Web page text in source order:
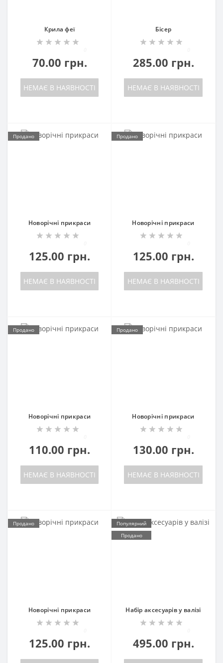
Крила феї
70.00 грн.
НЕМАЄ В НАЯВНОСТІ
Бісер
285.00 грн.
НЕМАЄ В НАЯВНОСТІ
Продано
Новорічні прикраси
125.00 грн.
НЕМАЄ В НАЯВНОСТІ
Продано
Новорічні прикраси
125.00 грн.
НЕМАЄ В НАЯВНОСТІ
Продано
Новорічні прикраси
110.00 грн.
НЕМАЄ В НАЯВНОСТІ
Продано
Новорічні прикраси
130.00 грн.
НЕМАЄ В НАЯВНОСТІ
Продано
Новорічні прикраси
125.00 грн.
Популярний
Продано
Набір аксесуарів у валізі
495.00 грн.